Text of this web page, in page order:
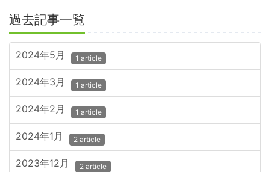
過去記事一覧
2024年5月 1 article
2024年3月 1 article
2024年2月 1 article
2024年1月 2 article
2023年12月 2 article